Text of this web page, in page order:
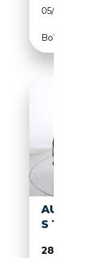
05/2024
Boîte
AUDI Q3
S TRONIC
28 900€